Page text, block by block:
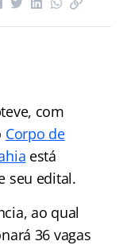
com
Corpo de
está
seu edital.
ao qual
36 vagas